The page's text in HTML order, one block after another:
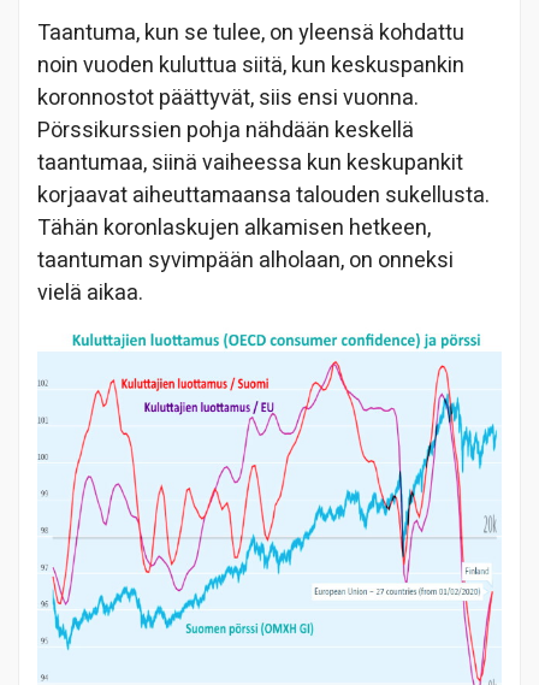
Taantuma, kun se tulee, on yleensä kohdattu
noin vuoden kuluttua siitä, kun keskuspankin
koronnostot päättyvät, siis ensi vuonna.
Pörssikurssien pohja nähdään keskellä
taantumaa, siinä vaiheessa kun keskupankit
korjaavat aiheuttamaansa talouden sukellusta.
Tähän koronlaskujen alkamisen hetkeen,
taantuman syvimpään alholaan, on onneksi
vielä aikaa.